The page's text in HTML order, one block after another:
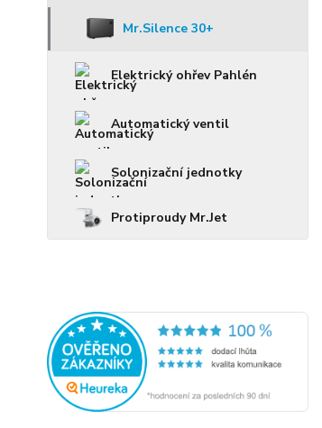
Mr.Silence 30+
Elektrický ohřev Pahlén
Automatický ventil
Solonizační jednotky
Protiproudy Mr.Jet